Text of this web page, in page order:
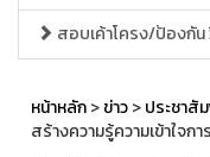
สอบเค้าโครง/ป้องกั
หน้าหลัก>ข่าว>ประชาสั
สร้างความรู้ความเข้าใจ